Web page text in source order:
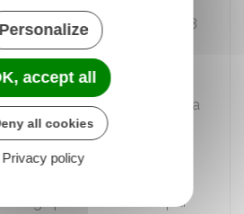
faire, vous devez établir les 3
de l'affichage
de l'affichage pendant toute la
du panneau.
peut être établie par
Personalize
accept all
all cookies
Privacy policy